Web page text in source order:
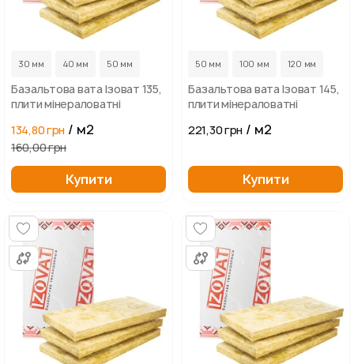
30 мм 40 мм 50 мм
Базальтова вата Ізоват 135,
плити мінераловатні
134,80 грн / м2
160,00 грн
Купити
50 мм 100 мм 120 мм
Базальтова вата Ізоват 145,
плити мінераловатні
221,30 грн / м2
Купити